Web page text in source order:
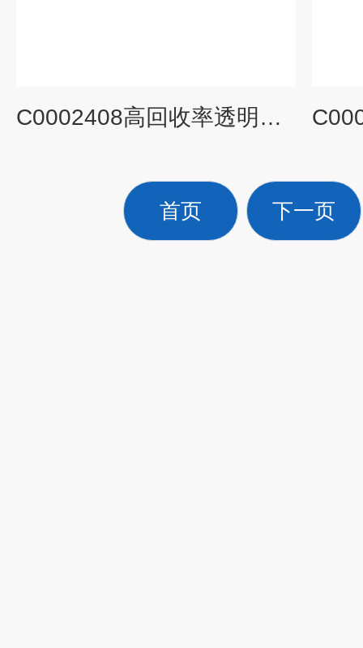
C0002408高回收率透明样品瓶进样瓶微量取样3.5mL
首页 下一页